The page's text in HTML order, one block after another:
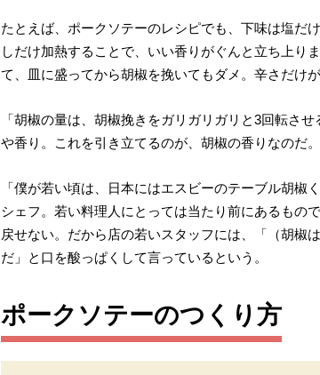
たとえば、ポークソテーのレシピでも、下味は塩だ
しだけ加熱することで、いい香りがぐんと立ち上り
て、皿に盛ってから胡椒を挽いてもダメ。辛さだけ
「胡椒の量は、胡椒挽きをガリガリガリと3回転さ
や香り。これを引き立てるのが、胡椒の香りなのだ。
「僕が若い頃は、日本にはエスビーのテーブル胡
シェフ。若い料理人にとっては当たり前にあるもの
戻せない。だから店の若いスタッフには、「（胡椒
だ」と口を酸っぱくして言っているという。
ポークソテーのつくり方